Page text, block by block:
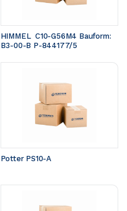
HIMMEL  C10-G56M4 Bauform:
B3-00-B P-844177/5
Potter PS10-A